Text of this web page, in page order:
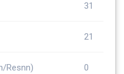
31
21
Resnn) 0